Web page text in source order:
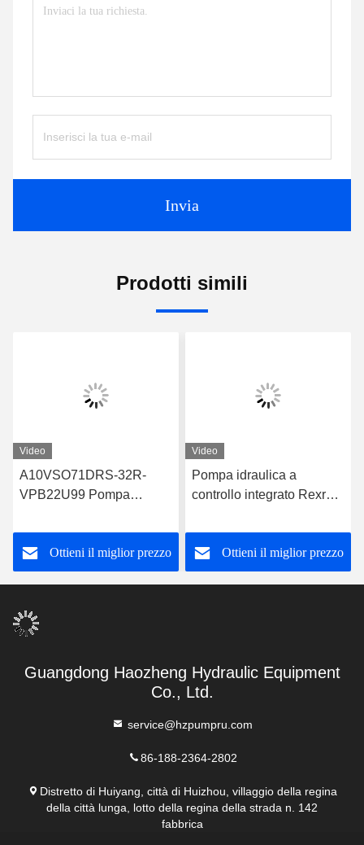
Invia
Prodotti simili
Video
A10VSO71DRS-32R-
VPB22U99 Pompa
robusto
Ottieni il miglior prezzo
Video
Pompa idraulica a
controllo integrato Rexroth
idraulica ad olio
Ottieni il miglior prezzo
Guangdong Haozheng Hydraulic Equipment
Co., Ltd.
service@hzpumpru.com
86-188-2364-2802
Distretto di Huiyang, città di Huizhou, villaggio della regina
della città lunga, lotto della regina della strada n. 142
fabbrica